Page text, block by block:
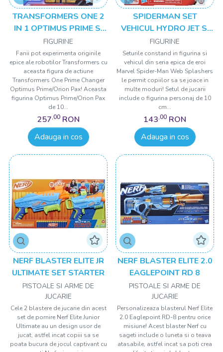
TRANSFORMERS ONE 2
IN 1 OPTIMUS PRIME SI
MASCA
FIGURINE
Fanii pot experimenta originile
epice ale robotilor Transformers cu
aceasta figura de actiune
Transformers One Prime Changer
Optimus Prime/Orion Pax! Aceasta
figurina Optimus Prime/Orion Pax
de 10...
257,00 RON
Adauga in cos
SPIDERMAN SET
VEHICUL HYDRO JET SI
FIGURINA SPIDER MAN
10CM
FIGURINE
Seturile constand in figurina si
vehicul din seria epica de eroi
Marvel Spider-Man Web Splashers
le permit copiilor sa se joace in
multe moduri! Setul de jucarii
include o figurina personaj de 10
cm...
143,00 RON
Adauga in cos
NERF BLASTER ELITE JR
ULTIMATE SET STARTER
PISTOALE SI ARME DE
JUCARIE
Cele 2 blastere de jucarie din acest
set de pornire Nerf Elite Junior
Ultimate au un design usor de
jucat, astfel incat copiii sa se
poata bucura de jocul captivant cu
NERF BLASTER ELITE 2.0
EAGLEPOINT RD 8
PISTOALE SI ARME DE
JUCARIE
Personalizeaza blasterul Nerf Elite
2.0 Eaglepoint RD-8 pentru orice
misiune! Acest blaster Nerf cu
sageti include o luneta si o teava
atasabile, astfel incat sa poti crea